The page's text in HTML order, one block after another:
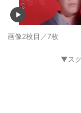
画像2枚目／7枚
▼ス